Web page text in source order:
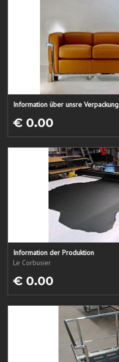
Information über unsre Verpackung
€ 0.00
Information der Produktion
Le Corbusier
€ 0.00